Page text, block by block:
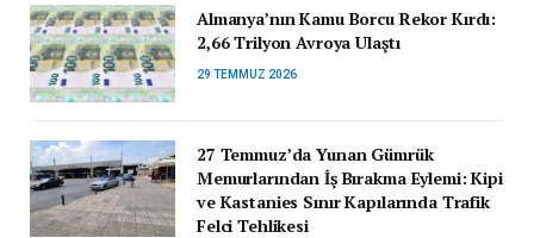
Almanya’nın Kamu Borcu Rekor Kırdı:
2,66 Trilyon Avroya Ulaştı
29 TEMMUZ 2026
27 Temmuz’da Yunan Gümrük
Memurlarından İş Bırakma Eylemi: Kipi
ve Kastanies Sınır Kapılarında Trafik
Felci Tehlikesi